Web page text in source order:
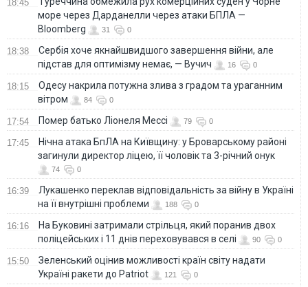
18:45
море через Дарданелли через атаки БПЛА —
Bloomberg
31 0
18:38
Сербія хоче якнайшвидшого завершення війни, але
підстав для оптимізму немає, — Вучич
16 0
18:15
Одесу накрила потужна злива з градом та ураганним
вітром
84 0
17:54 Помер батько Ліонеля Мессі 79 0
17:45
Нічна атака БпЛА на Київщину: у Броварському районі
загинули директор ліцею, її чоловік та 3-річний онук
74 0
16:39
Лукашенко переклав відповідальність за війну в Україні
на її внутрішні проблеми
188 0
16:16
На Буковині затримали стрільця, який поранив двох
поліцейських і 11 днів переховувався в селі
90 0
15:50
Зеленський оцінив можливості країн світу надати
Україні ракети до Patriot
121 0